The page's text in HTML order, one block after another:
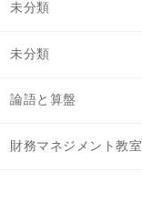
未分類
未分類
論語と算盤
財務マネジメント教室